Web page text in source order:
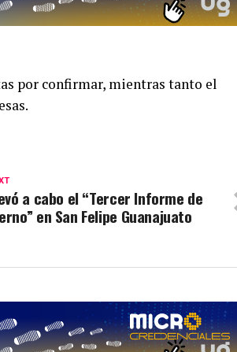
por confirmar, mientras tanto el
a cabo el “Tercer Informe de
en San Felipe Guanajuato